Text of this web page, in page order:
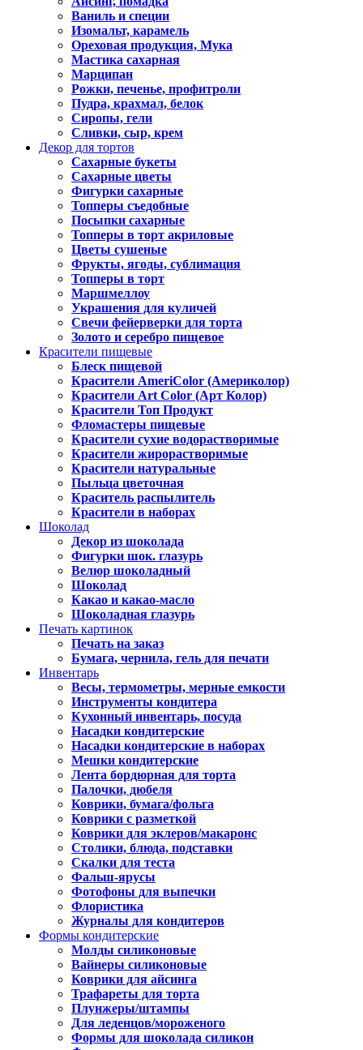
Ваниль и специи
Изомальт, карамель
Ореховая продукция, Мука
Мастика сахарная
Марципан
Рожки, печенье, профитроли
Пудра, крахмал, белок
Сиропы, гели
Сливки, сыр, крем
Декор для тортов
Сахарные букеты
Сахарные цветы
Фигурки сахарные
Топперы съедобные
Посыпки сахарные
Топперы в торт акриловые
Цветы сушеные
Фрукты, ягоды, сублимация
Топперы в торт
Маршмеллоу
Украшения для куличей
Свечи фейерверки для торта
Золото и серебро пищевое
Красители пищевые
Блеск пищевой
Красители AmeriColor (Америколор)
Красители Art Color (Арт Колор)
Красители Топ Продукт
Фломастеры пищевые
Красители сухие водорастворимые
Красители жирорастворимые
Красители натуральные
Пыльца цветочная
Краситель распылитель
Красители в наборах
Шоколад
Декор из шоколада
Фигурки шок. глазурь
Велюр шоколадный
Шоколад
Какао и какао-масло
Шоколадная глазурь
Печать картинок
Печать на заказ
Бумага, чернила, гель для печати
Инвентарь
Весы, термометры, мерные емкости
Инструменты кондитера
Кухонный инвентарь, посуда
Насадки кондитерские
Насадки кондитерские в наборах
Мешки кондитерские
Лента бордюрная для торта
Палочки, дюбеля
Коврики, бумага/фольга
Коврики с разметкой
Коврики для эклеров/макаронс
Столики, блюда, подставки
Скалки для теста
Фальш-ярусы
Фотофоны для выпечки
Флористика
Журналы для кондитеров
Формы кондитерские
Молды силиконовые
Вайнеры силиконовые
Коврики для айсинга
Трафареты для торта
Плунжеры/штампы
Для леденцов/мороженого
Формы для шоколада силикон